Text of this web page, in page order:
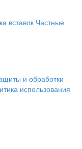
вставок Частные
и обработки
использования